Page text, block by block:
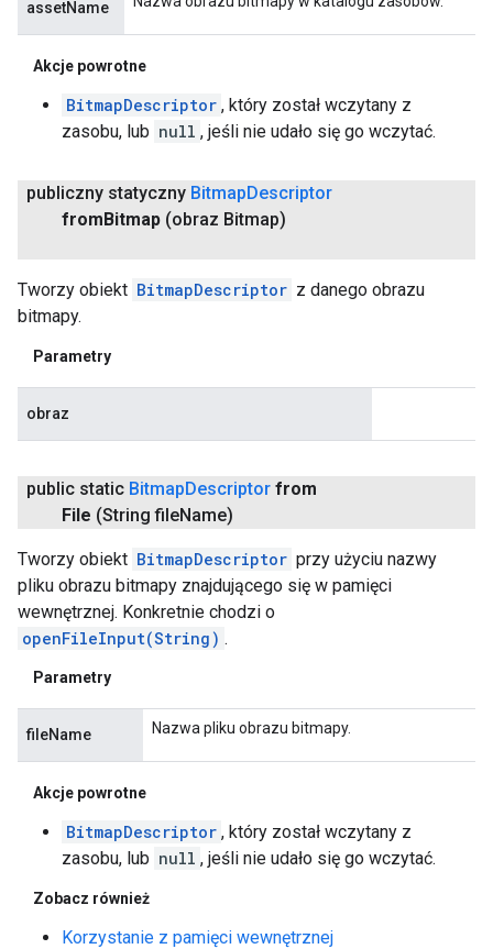
assetName
Akcje powrotne
BitmapDescriptor , który został wczytany z
zasobu, lub null , jeśli nie udało się go wczytać.
publiczny statyczny Bitmap Descriptor
from Bitmap (obraz Bitmap)
Tworzy obiekt BitmapDescriptor z danego obrazu
bitmapy.
Parametry
obraz
public static BitmapDescriptor from
File (String fileName)
Tworzy obiekt BitmapDescriptor przy użyciu nazwy
pliku obrazu bitmapy znajdującego się w pamięci
wewnętrznej. Konkretnie chodzi o
openFileInput(String) .
Parametry
fileName Nazwa pliku obrazu bitmapy.
Akcje powrotne
BitmapDescriptor , który został wczytany z
zasobu, lub null , jeśli nie udało się go wczytać.
Zobacz również
Korzystanie z pamięci wewnętrznej